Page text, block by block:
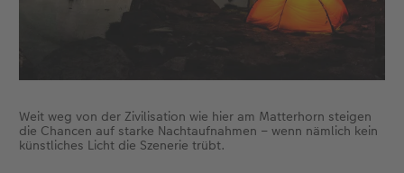
Weit weg von der Zivilisation wie hier am Matterhorn steigen
die Chancen auf starke Nachtaufnahmen – wenn nämlich kein
künstliches Licht die Szenerie trübt.